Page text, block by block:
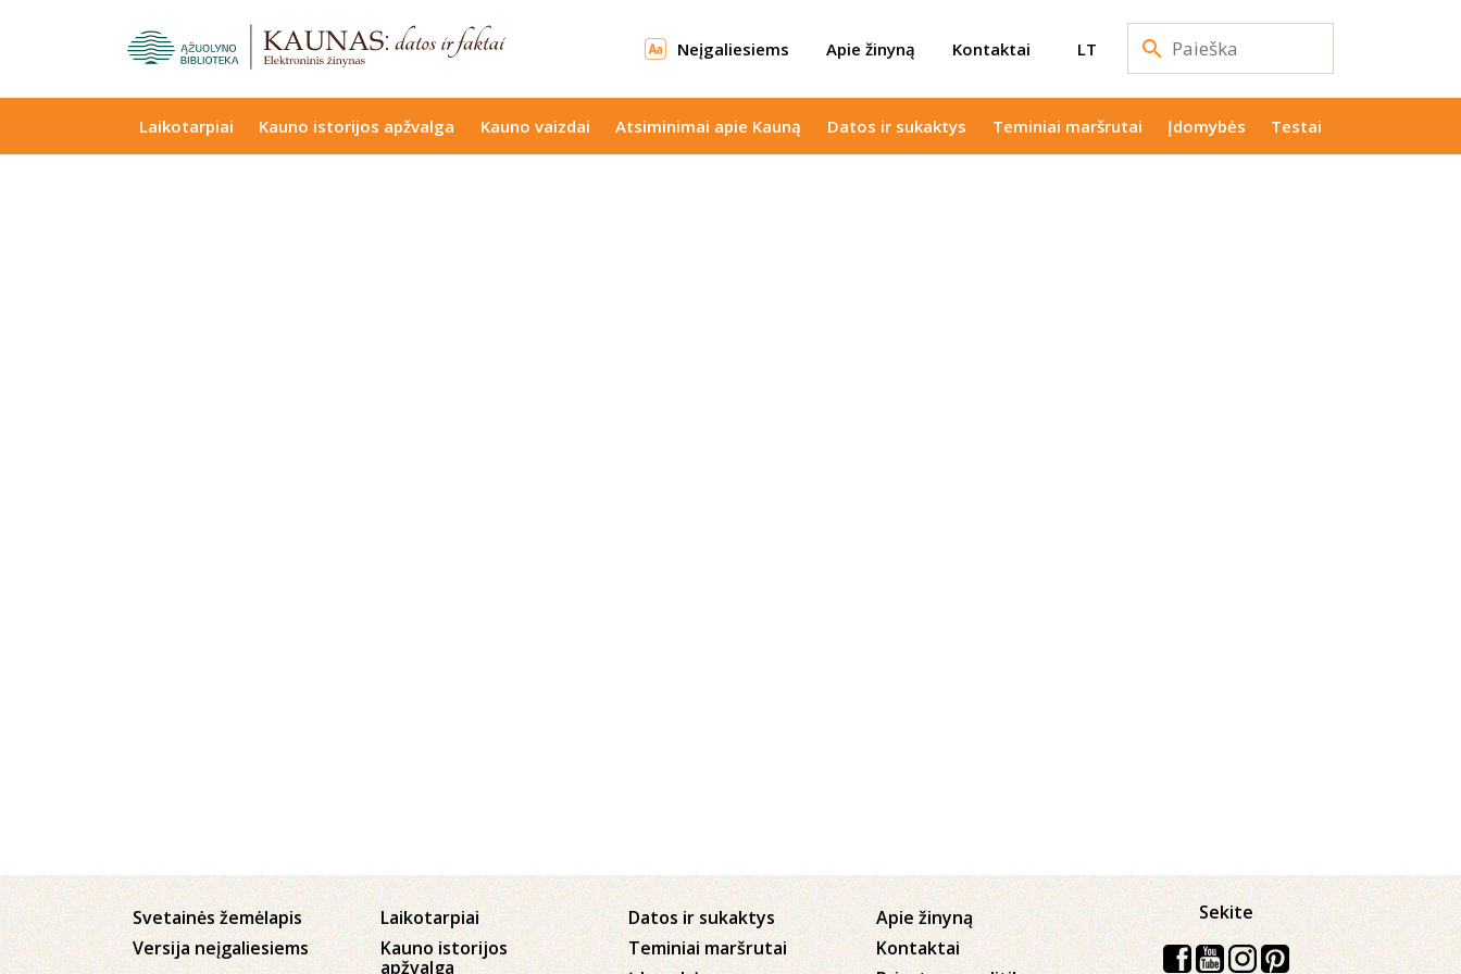
Neįgaliesiems Apie žinyną Kontaktai LT
Laikotarpiai Kauno istorijos apžvalga Kauno vaizdai Atsiminimai apie Kauną Datos ir sukaktys Teminiai maršrutai Įdomybės Testai
Svetainės žemėlapis
Versija neįgaliesiems
Laikotarpiai
Kauno istorijos
apžvalga
Datos ir sukaktys
Teminiai maršrutai
Apie žinyną
Kontaktai
Sekite